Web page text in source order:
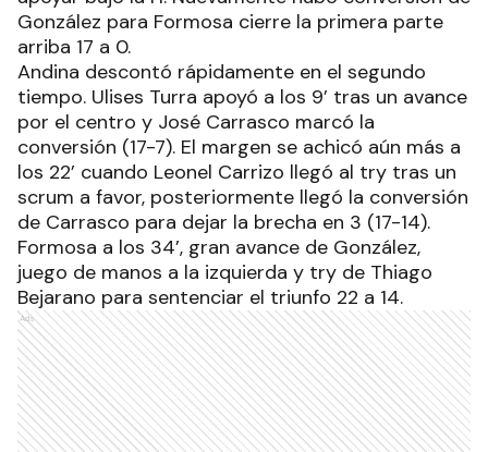
González para Formosa cierre la primera parte
arriba 17 a 0.
Andina descontó rápidamente en el segundo
tiempo. Ulises Turra apoyó a los 9’ tras un avance
por el centro y José Carrasco marcó la
conversión (17-7). El margen se achicó aún más a
los 22’ cuando Leonel Carrizo llegó al try tras un
scrum a favor, posteriormente llegó la conversión
de Carrasco para dejar la brecha en 3 (17-14).
Formosa a los 34’, gran avance de González,
juego de manos a la izquierda y try de Thiago
Bejarano para sentenciar el triunfo 22 a 14.
Ads